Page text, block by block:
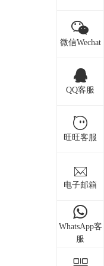
微信Wechat
QQ客服
旺旺客服
电子邮箱
WhatsApp客
服